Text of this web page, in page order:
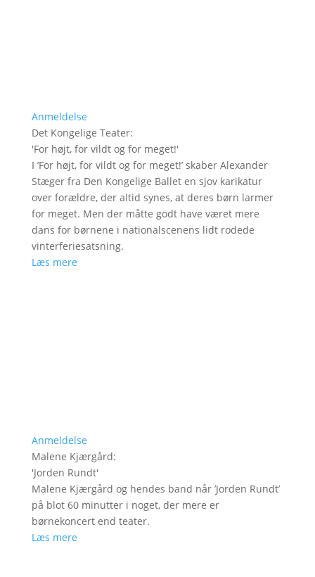
Anmeldelse
Det Kongelige Teater:
'For højt, for vildt og for meget!'
I ’For højt, for vildt og for meget!’ skaber Alexander
Stæger fra Den Kongelige Ballet en sjov karikatur
over forældre, der altid synes, at deres børn larmer
for meget. Men der måtte godt have været mere
dans for børnene i nationalscenens lidt rodede
vinterferiesatsning.
Læs mere
Anmeldelse
Malene Kjærgård:
'Jorden Rundt'
Malene Kjærgård og hendes band når ’Jorden Rundt’
på blot 60 minutter i noget, der mere er
børnekoncert end teater.
Læs mere